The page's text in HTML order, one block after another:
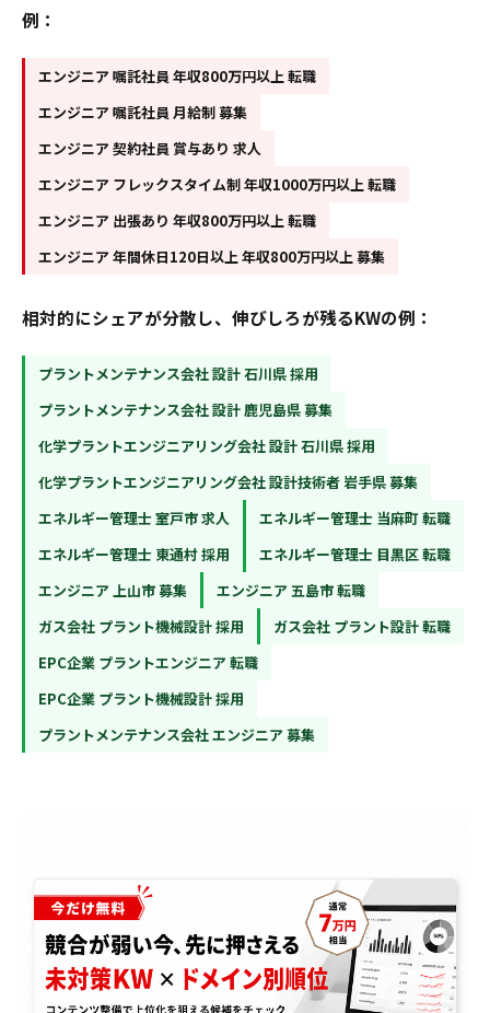
例：
エンジニア 嘱託社員 年収800万円以上 転職
エンジニア 嘱託社員 月給制 募集
エンジニア 契約社員 賞与あり 求人
エンジニア フレックスタイム制 年収1000万円以上 転職
エンジニア 出張あり 年収800万円以上 転職
エンジニア 年間休日120日以上 年収800万円以上 募集
相対的にシェアが分散し、伸びしろが残るKWの例：
プラントメンテナンス会社 設計 石川県 採用
プラントメンテナンス会社 設計 鹿児島県 募集
化学プラントエンジニアリング会社 設計 石川県 採用
化学プラントエンジニアリング会社 設計技術者 岩手県 募集
エネルギー管理士 室戸市 求人
エネルギー管理士 当麻町 転職
エネルギー管理士 東通村 採用
エネルギー管理士 目黒区 転職
エンジニア 上山市 募集
エンジニア 五島市 転職
ガス会社 プラント機械設計 採用
ガス会社 プラント設計 転職
EPC企業 プラントエンジニア 転職
EPC企業 プラント機械設計 採用
プラントメンテナンス会社 エンジニア 募集